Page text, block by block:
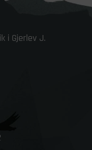
i Gjerlev J.